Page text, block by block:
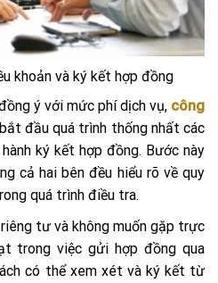
khoản và ký kết hợp đồng
ý với mức phí dịch vụ, công
đầu quá trình thống nhất các
ký kết hợp đồng. Bước này
cả hai bên đều hiểu rõ về quy
quá trình điều tra.
tư và không muốn gặp trực
trong việc gửi hợp đồng qua
có thể xem xét và ký kết từ